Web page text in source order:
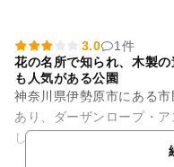
3.0
1件
花の名所で知られ、木製
も人気がある公園
神奈川県伊勢原市にある
あり、ダーザンロープ・
した木製の遊具があり、
ちらは花の名所でもあり